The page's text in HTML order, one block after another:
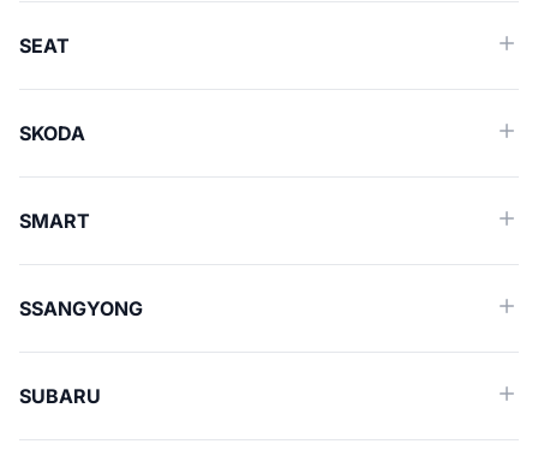
SEAT
SKODA
SMART
SSANGYONG
SUBARU